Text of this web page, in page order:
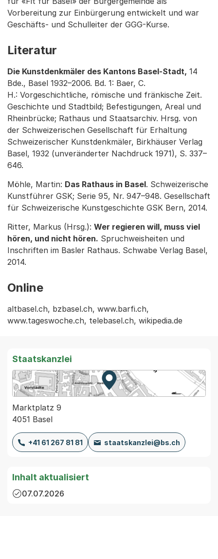
Vorbereitung zur Einbürgerung entwickelt und war
Geschäfts- und Schulleiter der GGG-Kurse.
Literatur
Die Kunstdenkmäler des Kantons Basel-Stadt, 14
Bde., Basel 1932–2006. Bd. 1: Baer, C.
H.: Vorgeschichtliche, römische und fränkische Zeit.
Geschichte und Stadtbild; Befestigungen, Areal und
Rheinbrücke; Rathaus und Staatsarchiv. Hrsg. von
der Schweizerischen Gesellschaft für Erhaltung
Schweizerischer Kunstdenkmäler, Birkhäuser Verlag
Basel, 1932 (unveränderter Nachdruck 1971), S. 337–
646.
Möhle, Martin: Das Rathaus in Basel. Schweizerische
Kunstführer GSK; Serie 95, Nr. 947–948. Gesellschaft
für Schweizerische Kunstgeschichte GSK Bern, 2014.
Ritter, Markus (Hrsg.): Wer regieren will, muss viel
hören, und nicht hören. Spruchweisheiten und
Inschriften im Basler Rathaus. Schwabe Verlag Basel,
2014.
Online
altbasel.ch, bzbasel.ch, www.barfi.ch,
www.tageswoche.ch, telebasel.ch, wikipedia.de
Staatskanzlei
Zur Karte von MapBS.
Externer Link, wird in einem
Marktplatz 9
4051 Basel
+41 61 267 81 81 staatskanzlei@bs.ch
Inhalt aktualisiert
07.07.2026